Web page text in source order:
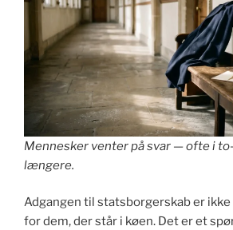
Mennesker venter på svar — ofte i
længere.
Adgangen til statsborgerskab er
for dem, der står i køen. Det er et